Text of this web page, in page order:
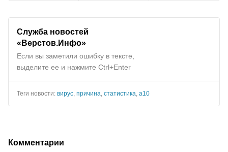
Служба новостей
«Верстов.Инфо»
Если вы заметили ошибку в тексте,
выделите ее и нажмите Ctrl+Enter
Теги новости: вирус, причина, статистика, а10
Комментарии